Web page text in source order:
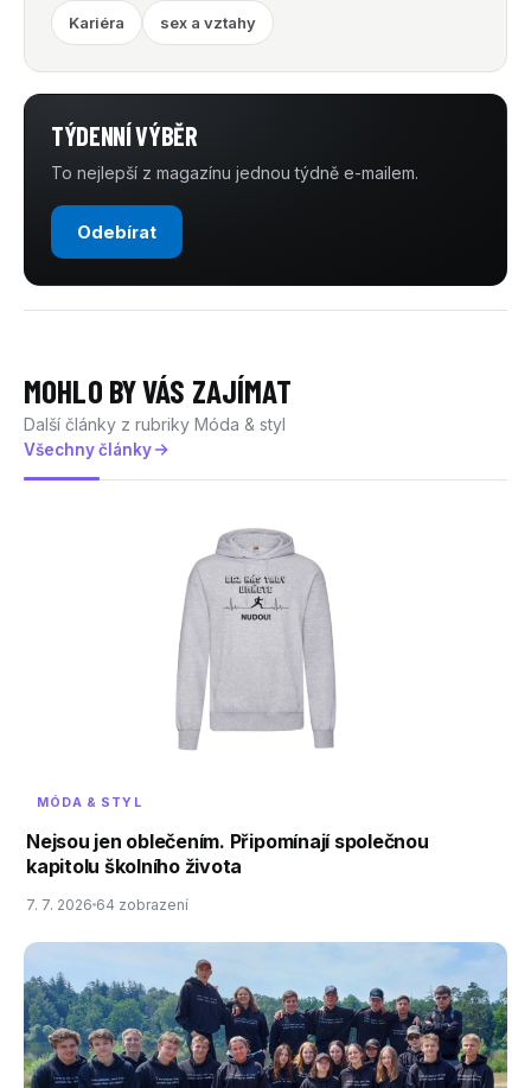
Kariéra sex a vztahy
TÝDENNÍ VÝBĚR
To nejlepší z magazínu jednou týdně e-mailem.
Odebírat
MOHLO BY VÁS ZAJÍMAT
Další články z rubriky Móda & styl
Všechny články
MÓDA & STYL
Nejsou jen oblečením. Připomínají společnou
kapitolu školního života
7. 7. 2026 64 zobrazení